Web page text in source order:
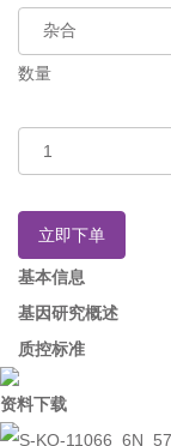
数量
立即下单
基本信息
基因研究概述
质控标准
资料下载